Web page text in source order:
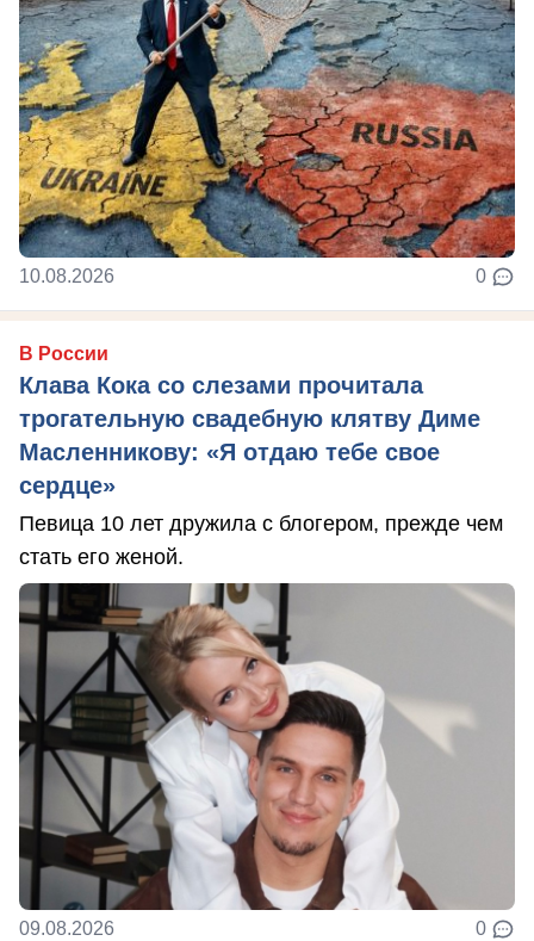
10.08.2026 0
В России
Клава Кока со слезами прочитала
трогательную свадебную клятву Диме
Масленникову: «Я отдаю тебе свое
сердце»
Певица 10 лет дружила с блогером, прежде чем
стать его женой.
09.08.2026 0